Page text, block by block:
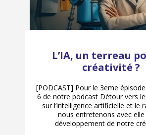
L’IA, un terreau
créativité ?
[PODCAST] Pour le 3eme
6 de notre podcast Détour vers
sur l’intelligence artificielle et le
nous entretenons avec elle
développement de notre